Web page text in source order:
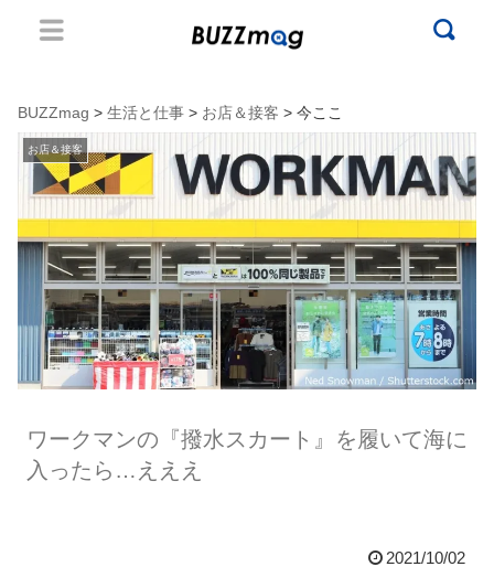
BUZZmag > 生活と仕事 > お店＆接客 > 今ここ
お店＆接客
ワークマンの『撥水スカート』を履いて海に
入ったら…えええ
2021/10/02